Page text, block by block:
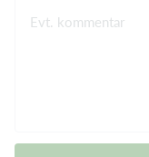
Evt. kommentar